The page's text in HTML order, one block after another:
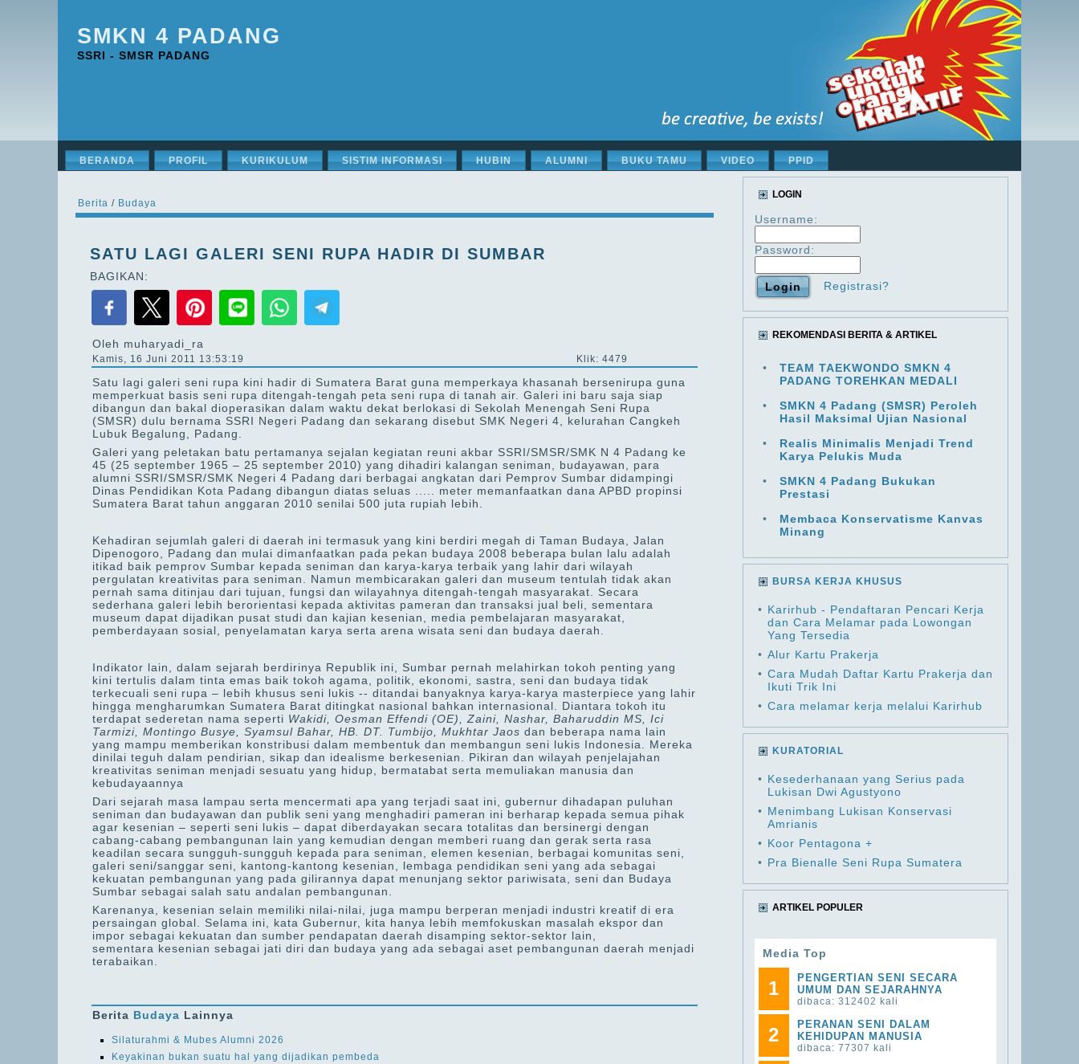
SMKN 4 PADANG
SSRI - SMSR PADANG
BERANDA PROFIL KURIKULUM SISTIM INFORMASI HUBIN ALUMNI BUKU TAMU VIDEO PPID
Berita / Budaya
SATU LAGI GALERI SENI RUPA HADIR DI SUMBAR
BAGIKAN:
Oleh muharyadi_ra
Kamis, 16 Juni 2011 13:53:19 Klik: 4479
Satu lagi galeri seni rupa kini hadir di Sumatera Barat guna memperkaya khasanah bersenirupa guna
memperkuat basis seni rupa ditengah-tengah peta seni rupa di tanah air. Galeri ini baru saja siap
dibangun dan bakal dioperasikan dalam waktu dekat berlokasi di Sekolah Menengah Seni Rupa
(SMSR) dulu bernama SSRI Negeri Padang dan sekarang disebut SMK Negeri 4, kelurahan Cangkeh
Lubuk Begalung, Padang.
Galeri yang peletakan batu pertamanya sejalan kegiatan reuni akbar SSRI/SMSR/SMK N 4 Padang ke
45 (25 september 1965 – 25 september 2010) yang dihadiri kalangan seniman, budayawan, para
alumni SSRI/SMSR/SMK Negeri 4 Padang dari berbagai angkatan dari Pemprov Sumbar didampingi
Dinas Pendidikan Kota Padang dibangun diatas seluas ..... meter memanfaatkan dana APBD propinsi
Sumatera Barat tahun anggaran 2010 senilai 500 juta rupiah lebih.
Kehadiran sejumlah galeri di daerah ini termasuk yang kini berdiri megah di Taman Budaya, Jalan
Dipenogoro, Padang dan mulai dimanfaatkan pada pekan budaya 2008 beberapa bulan lalu adalah
itikad baik pemprov Sumbar kepada seniman dan karya-karya terbaik yang lahir dari wilayah
pergulatan kreativitas para seniman. Namun membicarakan galeri dan museum tentulah tidak akan
pernah sama ditinjau dari tujuan, fungsi dan wilayahnya ditengah-tengah masyarakat. Secara
sederhana galeri lebih berorientasi kepada aktivitas pameran dan transaksi jual beli, sementara
museum dapat dijadikan pusat studi dan kajian kesenian, media pembelajaran masyarakat,
pemberdayaan sosial, penyelamatan karya serta arena wisata seni dan budaya daerah.
Indikator lain, dalam sejarah berdirinya Republik ini, Sumbar pernah melahirkan tokoh penting yang
kini tertulis dalam tinta emas baik tokoh agama, politik, ekonomi, sastra, seni dan budaya tidak
terkecuali seni rupa – lebih khusus seni lukis -- ditandai banyaknya karya-karya masterpiece yang lahir
hingga mengharumkan Sumatera Barat ditingkat nasional bahkan internasional. Diantara tokoh itu
terdapat sederetan nama seperti Wakidi, Oesman Effendi (OE), Zaini, Nashar, Baharuddin MS, Ici
Tarmizi, Montingo Busye, Syamsul Bahar, HB. DT. Tumbijo, Mukhtar Jaos dan beberapa nama lain
yang mampu memberikan konstribusi dalam membentuk dan membangun seni lukis Indonesia.
Mereka
dinilai teguh dalam pendirian, sikap dan idealisme berkesenian. Pikiran dan wilayah penjelajahan
kreativitas seniman menjadi sesuatu yang hidup, bermatabat serta memuliakan manusia dan
kebudayaannya
Dari sejarah masa lampau serta mencermati apa yang terjadi saat ini, gubernur dihadapan puluhan
seniman dan budayawan dan publik seni yang menghadiri pameran ini berharap kepada semua pihak
agar kesenian – seperti seni lukis – dapat diberdayakan secara totalitas dan bersinergi dengan
cabang-cabang pembangunan lain yang kemudian dengan memberi ruang dan gerak serta rasa
keadilan secara sungguh-sungguh kepada para seniman, elemen kesenian, berbagai komunitas seni,
galeri seni/sanggar seni, kantong-kantong kesenian, lembaga pendidikan seni yang ada sebagai
kekuatan pembangunan yang pada gilirannya dapat menunjang sektor pariwisata, seni dan Budaya
Sumbar sebagai salah satu andalan pembangunan.
Karenanya, kesenian selain memiliki nilai-nilai, juga mampu berperan menjadi industri kreatif di era
persaingan global. Selama ini, kata Gubernur, kita hanya lebih memfokuskan masalah ekspor dan
impor sebagai kekuatan dan sumber pendapatan daerah disamping sektor-sektor lain,
sementara kesenian sebagai jati diri dan budaya yang ada sebagai aset pembangunan daerah menjadi
terabaikan.
Berita Budaya Lainnya
Silaturahmi & Mubes Alumni 2026
Keyakinan bukan suatu hal yang dijadikan pembeda
LOGIN
Username:
Password:
Registrasi?
REKOMENDASI BERITA & ARTIKEL
•
TEAM TAEKWONDO SMKN 4
PADANG TOREHKAN MEDALI
•
SMKN 4 Padang (SMSR) Peroleh
Hasil Maksimal Ujian Nasional
•
Realis Minimalis Menjadi Trend
Karya Pelukis Muda
•
SMKN 4 Padang Bukukan
Prestasi
•
Membaca Konservatisme Kanvas
Minang
BURSA KERJA KHUSUS
• Karirhub - Pendaftaran Pencari Kerja
dan Cara Melamar pada Lowongan
Yang Tersedia
• Alur Kartu Prakerja
• Cara Mudah Daftar Kartu Prakerja dan
Ikuti Trik Ini
• Cara melamar kerja melalui Karirhub
KURATORIAL
• Kesederhanaan yang Serius pada
Lukisan Dwi Agustyono
• Menimbang Lukisan Konservasi
Amrianis
• Koor Pentagona +
• Pra Bienalle Seni Rupa Sumatera
ARTIKEL POPULER
Media Top
1
PENGERTIAN SENI SECARA
UMUM DAN SEJARAHNYA
dibaca: 312402 kali
2
PERANAN SENI DALAM
KEHIDUPAN MANUSIA
dibaca: 77307 kali